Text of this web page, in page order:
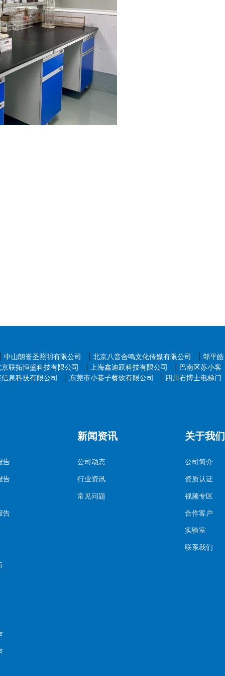
中山朗誉圣照明有限公司 北京八音合鸣文化传媒有限公司
邹平皓
京联拓恒盛科技有限公司
上海鑫迪跃科技有限公司
巴南区苏小客
息科技有限公司
东莞市小巷子餐饮有限公司 四川石博士电梯门
告
告
告
新闻资讯
公司动态
行业资讯
常见问题
关于我们
公司简介
资质认证
视频专区
合作客户
实验室
联系我们